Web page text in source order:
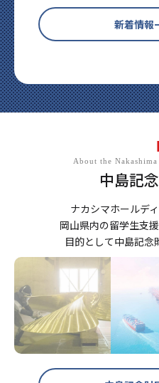
新着情報
About the
中島記
ナカシマホールデ
岡山県内の留学生支
目的として中島記念